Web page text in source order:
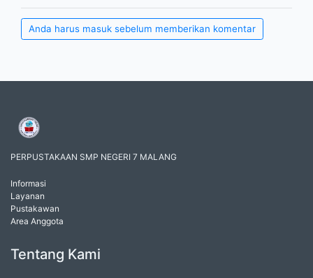
Anda harus masuk sebelum memberikan komentar
PERPUSTAKAAN SMP NEGERI 7 MALANG
Informasi
Layanan
Pustakawan
Area Anggota
Tentang Kami